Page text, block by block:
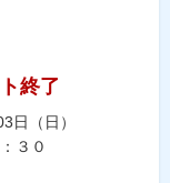
終了
日（日）
３０